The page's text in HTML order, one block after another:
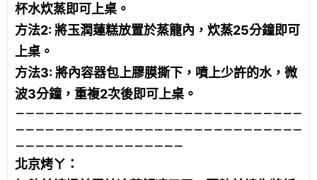
杯水炊蒸即可上桌。
方法2: 將玉潤蓮糕放置於蒸籠內，炊蒸25分鐘即可
上桌。
方法3: 將內容器包上膠膜撕下，噴上少許的水，微
波3分鐘，重複2次後即可上桌。
－－－－－－－－－－－－－－－－－－－－－－－－－－－－－
－－－－－－－－－－－－－－－－－－－－－－－－－－－－－
－－－－－－－－－－－－－－－－－
北京烤ㄚ：